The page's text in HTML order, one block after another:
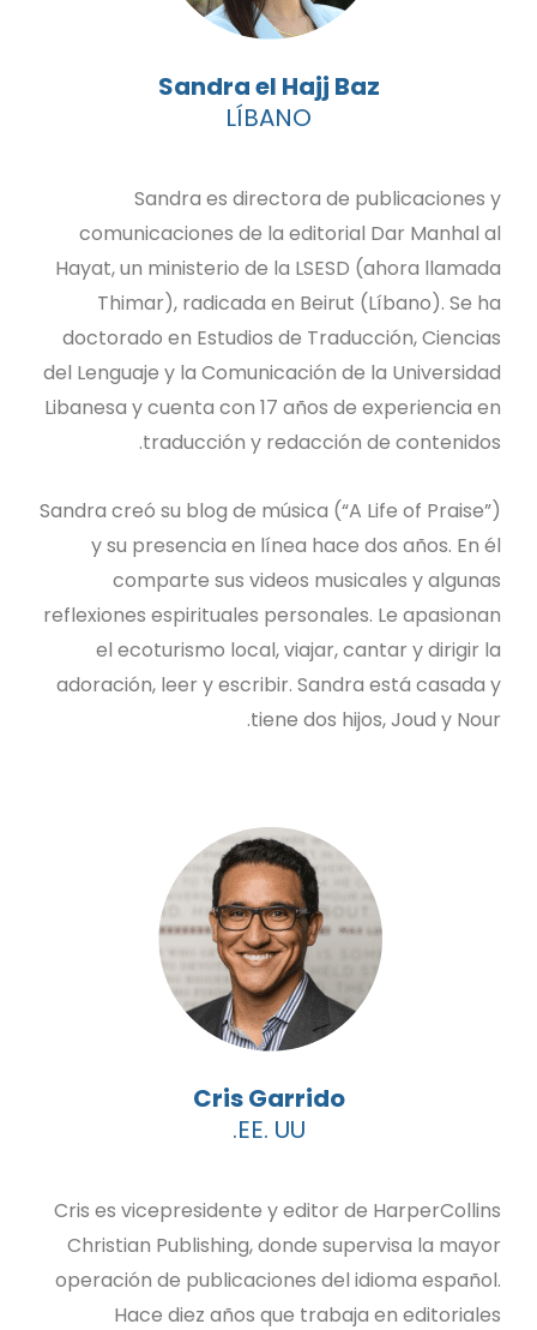
Sandra el Hajj Baz
LÍBANO
Sandra es directora de publicaciones y
comunicaciones de la editorial Dar Manhal al
Hayat, un ministerio de la LSESD (ahora llamada
Thimar), radicada en Beirut (Líbano). Se ha
doctorado en Estudios de Traducción, Ciencias
del Lenguaje y la Comunicación de la Universidad
Libanesa y cuenta con 17 años de experiencia en
traducción y redacción de contenidos.
Sandra creó su blog de música (“A Life of Praise”)
y su presencia en línea hace dos años. En él
comparte sus videos musicales y algunas
reflexiones espirituales personales. Le apasionan
el ecoturismo local, viajar, cantar y dirigir la
adoración, leer y escribir. Sandra está casada y
tiene dos hijos, Joud y Nour.
Cris Garrido
EE. UU.
Cris es vicepresidente y editor de HarperCollins
Christian Publishing, donde supervisa la mayor
operación de publicaciones del idioma español.
Hace diez años que trabaja en editoriales